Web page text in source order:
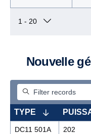
Nouvelle
TYPE
DC11 501A 202